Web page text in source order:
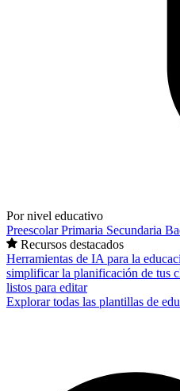
Por nivel educativo
PreescolarPrimaria Secundaria
Recursos destacados
Herramientas de IA para la
simplificar la planificación de tus
listos para editar
Explorar todas las plantillas de